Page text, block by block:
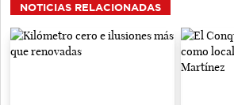
NOTICIAS RELACIONADAS